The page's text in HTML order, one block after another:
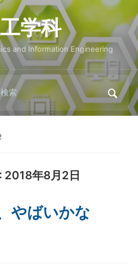
学科
and Information Engineering
2018年8月2日
やばいかな